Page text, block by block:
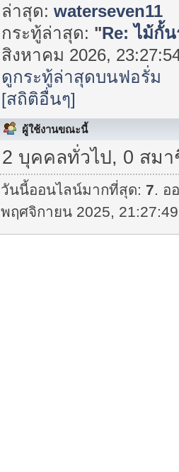
ล่าสุด:waterseven11
กระทู้ล่าสุด: "Re: ไม้กั้
สิงหาคม 2026,
ดูกระทู้ล่าสุดบนฟอรั่ม
[สถิติอื่นๆ]
ผู้ใช้งานขณะนี้
2 บุคคลทั่วไป, 0 สม
วันนี้ออนไลน์มากที่สุด: 7. อ
พฤศจิกายน 2025,